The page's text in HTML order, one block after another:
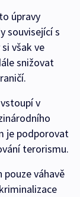
úpravy
související s
však ve
snižovat
v
je podporovat
terorismu.
pouze váhavě